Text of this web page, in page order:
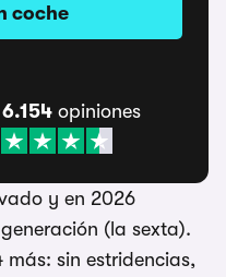
y en 2026
(la sexta).
más: sin estridencias,
coche
6.154 opiniones